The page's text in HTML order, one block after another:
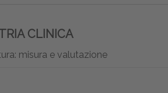
CLINICA
misura e valutazione